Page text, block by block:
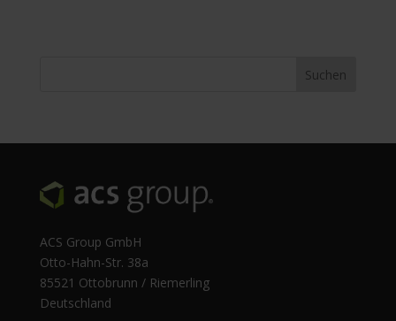
ACS Group GmbH
Otto-Hahn-Str. 38a
85521 Ottobrunn / Riemerling
Deutschland